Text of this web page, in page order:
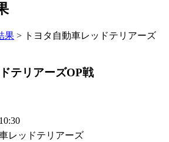
果 > トヨタ自動車レッドテリアーズ
テリアーズOP戦
レッドテリアーズ